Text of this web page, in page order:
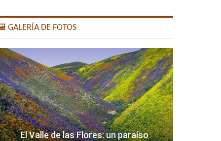
GALERÍA DE FOTOS
El Valle de las Flores: un paraíso